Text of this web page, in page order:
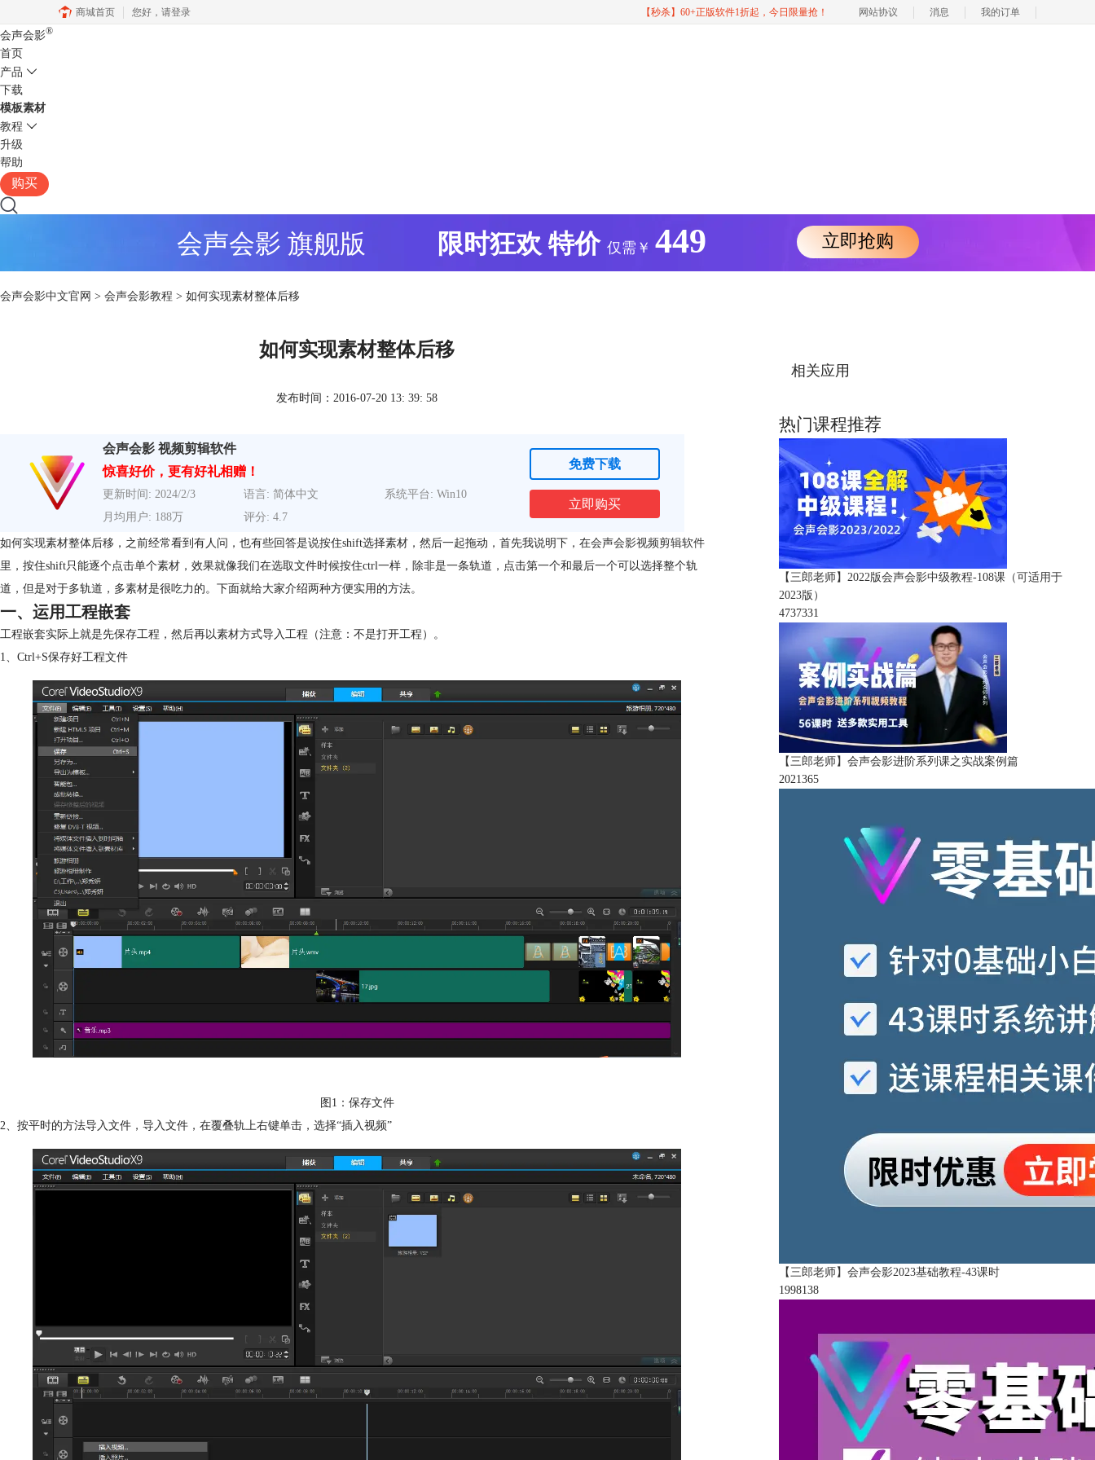
商城首页 您好， 请登录 【秒杀】60+正版软件1折起，今日限量抢！ 网站协议 消息 我的订单
会声会影®
首页
产品
下载
模板素材
教程
升级
帮助
购买
会声会影 旗舰版 限时狂欢 特价 仅需￥ 449 立即抢购
会声会影中文官网 > 会声会影教程 > 如何实现素材整体后移
如何实现素材整体后移
发布时间：2016-07-20 13: 39: 58
会声会影 视频剪辑软件
惊喜好价，更有好礼相赠！
更新时间: 2024/2/3 语言: 简体中文
系统平台: Win10
月均用户: 188万
评分: 4.7
免费下载
立即购买
如何实现素材整体后移，之前经常看到有人问，也有些回答是说按住shift选择素材，然后一起拖动，首先我说明下，在会声会影视频剪辑软件
里，按住shift只能逐个点击单个素材，效果就像我们在选取文件时候按住ctrl一样，除非是一条轨道，点击第一个和最后一个可以选择整个轨
道，但是对于多轨道，多素材是很吃力的。下面就给大家介绍两种方便实用的方法。
一、运用工程嵌套
工程嵌套实际上就是先保存工程，然后再以素材方式导入工程（注意：不是打开工程）。
1、Ctrl+S保存好工程文件
图1：保存文件
2、按平时的方法导入文件，导入文件，在覆叠轨上右键单击，选择“插入视频”
相关应用
热门课程推荐
【三郎老师】2022版会声会影中级教程-108课（可适用于
2023版）
4737331
【三郎老师】会声会影进阶系列课之实战案例篇
2021365
【三郎老师】会声会影2023基础教程-43课时
1998138